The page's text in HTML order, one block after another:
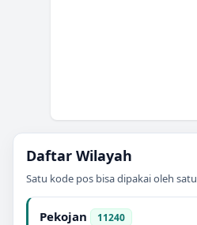
Daftar Wilayah
Satu kode pos bisa dipakai oleh
Pekojan 11240